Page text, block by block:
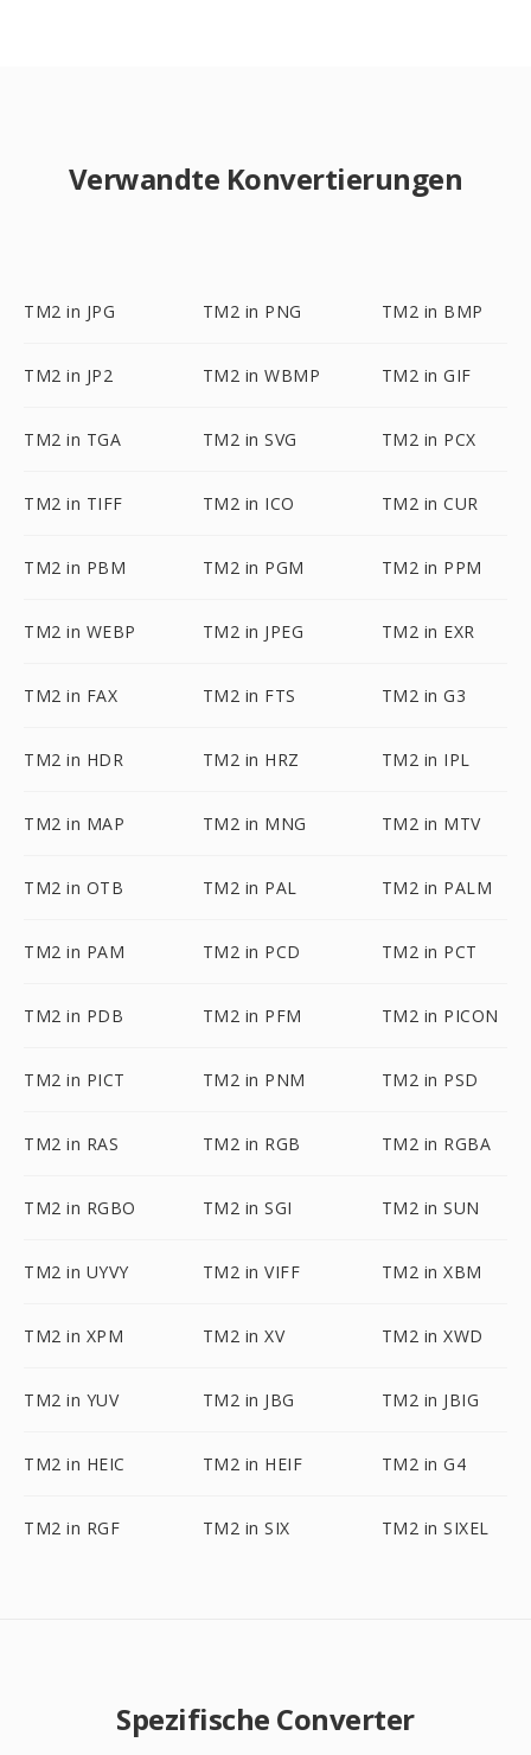
Verwandte Konvertierungen
TM2 in JPG TM2 in PNG TM2 in BMP
TM2 in JP2 TM2 in WBMP TM2 in GIF
TM2 in TGA TM2 in SVG TM2 in PCX
TM2 in TIFF TM2 in ICO TM2 in CUR
TM2 in PBM TM2 in PGM TM2 in PPM
TM2 in WEBP TM2 in JPEG TM2 in EXR
TM2 in FAX TM2 in FTS TM2 in G3
TM2 in HDR TM2 in HRZ TM2 in IPL
TM2 in MAP TM2 in MNG TM2 in MTV
TM2 in OTB TM2 in PAL TM2 in PALM
TM2 in PAM TM2 in PCD TM2 in PCT
TM2 in PDB TM2 in PFM TM2 in PICON
TM2 in PICT TM2 in PNM TM2 in PSD
TM2 in RAS TM2 in RGB TM2 in RGBA
TM2 in RGBO TM2 in SGI TM2 in SUN
TM2 in UYVY TM2 in VIFF TM2 in XBM
TM2 in XPM TM2 in XV TM2 in XWD
TM2 in YUV TM2 in JBG TM2 in JBIG
TM2 in HEIC TM2 in HEIF TM2 in G4
TM2 in RGF TM2 in SIX TM2 in SIXEL
Spezifische Converter